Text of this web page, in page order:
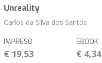
Unreality
Carlos da Silva dos Santos
IMPRESO
€ 19,53
EBOOK
€ 4,34